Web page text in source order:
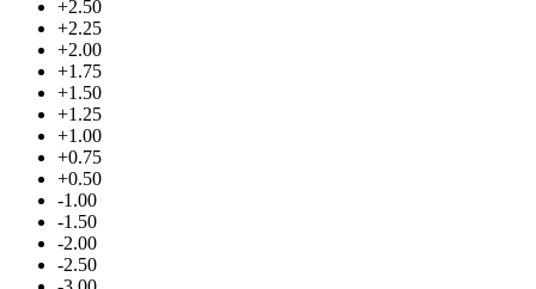
+2.50
+2.25
+2.00
+1.75
+1.50
+1.25
+1.00
+0.75
+0.50
-1.00
-1.50
-2.00
-2.50